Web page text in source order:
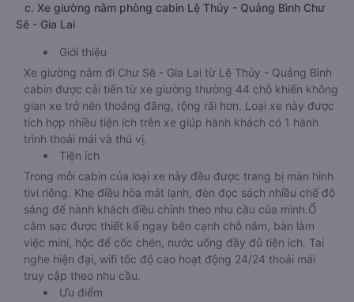
c. Xe giường nằm phòng cabin Lệ Thủy - Quảng Bình Chư
Sê - Gia Lai
Giới thiệu
Xe giường nằm đi Chư Sê - Gia Lai từ Lệ Thủy - Quảng Bình
cabin được cải tiến từ xe giường thường 44 chỗ khiến không
gian xe trở nên thoáng đãng, rộng rãi hơn. Loại xe này được
tích hợp nhiều tiện ích trên xe giúp hành khách có 1 hành
trình thoải mái và thú vị.
Tiện ích
Trong mỗi cabin của loại xe này đều được trang bị màn hình
tivi riêng. Khe điều hòa mát lạnh, đèn đọc sách nhiều chế độ
sáng để hành khách điều chỉnh theo nhu cầu của mình.Ổ
cắm sạc được thiết kế ngay bên cạnh chỗ nằm, bàn làm
việc mini, hộc để cốc chén, nước uống đầy đủ tiện ích. Tai
nghe hiện đại, wifi tốc độ cao hoạt động 24/24 thoải mái
truy cập theo nhu cầu.
Ưu điểm